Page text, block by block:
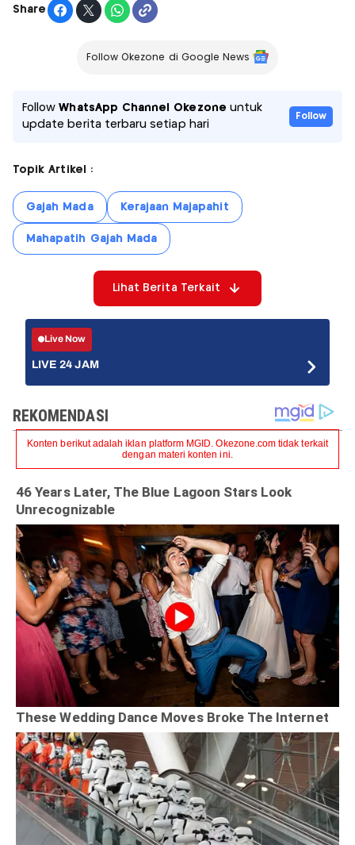
Share
Follow Okezone di Google News
FollowWhatsApp Channel Okezone untuk
update berita terbaru setiap hari
Follow
Topik Artikel :
Gajah Mada Kerajaan Majapahit
Mahapatih Gajah Mada
Lihat Berita Terkait
Live Now
LIVE 24 JAM